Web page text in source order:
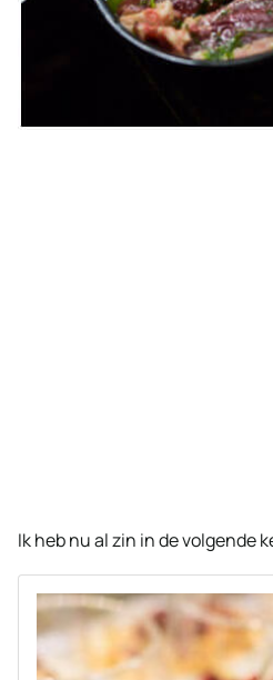
Ik heb nu al zin in de volgende